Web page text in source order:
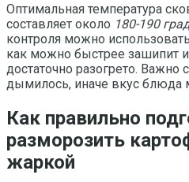
Оптимальная температура
составляет около 180-190
контроля можно
как можно быстрее зашипит и
достаточно разогрето. Важно
дымилось, иначе вкус блюда
Как правильно
разморозить
жаркой